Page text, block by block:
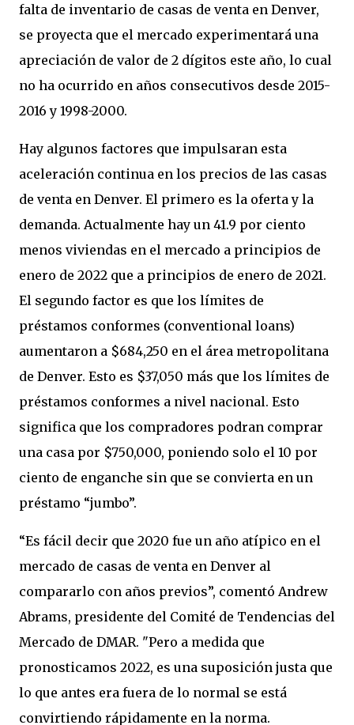
falta de inventario de casas de venta en Denver,
se proyecta que el mercado experimentará una
apreciación de valor de 2 dígitos este año, lo cual
no ha ocurrido en años consecutivos desde 2015-
2016 y 1998-2000.
Hay algunos factores que impulsaran esta
aceleración continua en los precios de las casas
de venta en Denver. El primero es la oferta y la
demanda. Actualmente hay un 41.9 por ciento
menos viviendas en el mercado a principios de
enero de 2022 que a principios de enero de 2021.
El segundo factor es que los límites de
préstamos conformes (conventional loans)
aumentaron a $684,250 en el área metropolitana
de Denver. Esto es $37,050 más que los límites de
préstamos conformes a nivel nacional. Esto
significa que los compradores podran comprar
una casa por $750,000, poniendo solo el 10 por
ciento de enganche sin que se convierta en un
préstamo “jumbo”.
“Es fácil decir que 2020 fue un año atípico en el
mercado de casas de venta en Denver al
compararlo con años previos”, comentó Andrew
Abrams, presidente del Comité de Tendencias del
Mercado de DMAR. "Pero a medida que
pronosticamos 2022, es una suposición justa que
lo que antes era fuera de lo normal se está
convirtiendo rápidamente en la norma.